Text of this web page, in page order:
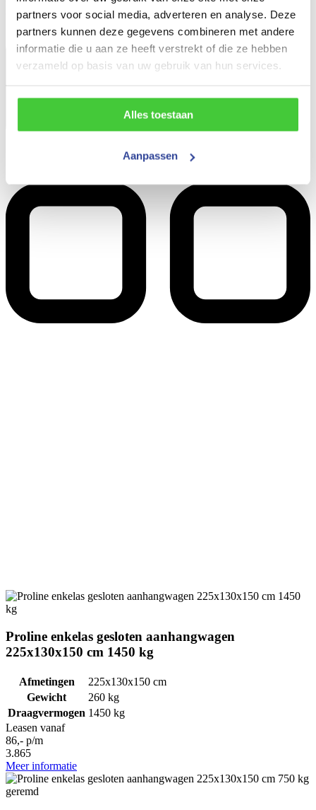
partners voor social media, adverteren en analyse. Deze
partners kunnen deze gegevens combineren met andere
informatie die u aan ze heeft verstrekt of die ze hebben
verzameld op basis van uw gebruik van hun services.
Alles toestaan
Aanpassen
276 resultaten
Proline enkelas gesloten aanhangwagen
225x130x150 cm 1450 kg
Afmetingen
225x130x150 cm
Gewicht
260 kg
Draagvermogen 1450 kg
Leasen vanaf
86,- p/m
3.865
Meer informatie